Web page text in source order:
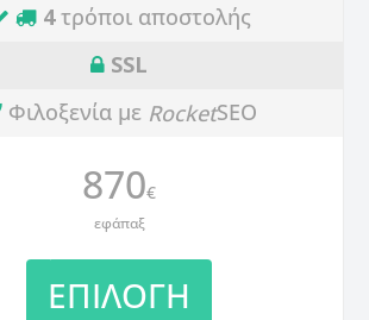
4τρόποι αποστολής
SSL
Φιλοξενία με RocketSEO
870€
εφάπαξ
ΕΠΙΛΟΓΗ